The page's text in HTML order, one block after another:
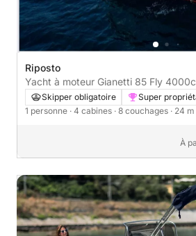
Riposto
Yacht à moteur Gianetti 85
Skipper obligatoire Super
1 personne · 4 cabines · 8 couchages · 24 m
À